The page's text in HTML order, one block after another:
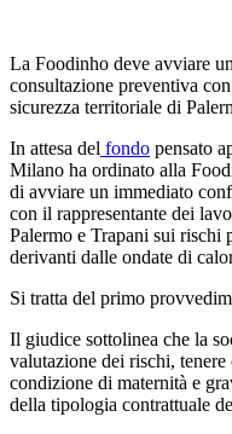
La Foodinho deve avviare
consultazione preventiva
sicurezza territoriale di
In attesa del fondo pensato
Milano ha ordinato alla
di avviare un immediato
con il rappresentante dei
Palermo e Trapani sui rischi
derivanti dalle ondate di
Si tratta del primo
Il giudice sottolinea che la
valutazione dei rischi, tenere
condizione di maternità e
della tipologia contrattuale